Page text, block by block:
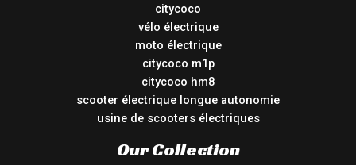
citycoco
vélo électrique
moto électrique
citycoco m1p
citycoco hm8
scooter électrique longue autonomie
usine de scooters électriques
Our Collection